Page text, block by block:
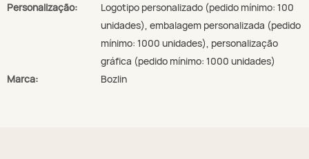
Personalização:
Logotipo personalizado (pedido mínimo: 100
unidades), embalagem personalizada (pedido
mínimo: 1000 unidades), personalização
gráfica (pedido mínimo: 1000 unidades)
Marca:
Bozlin